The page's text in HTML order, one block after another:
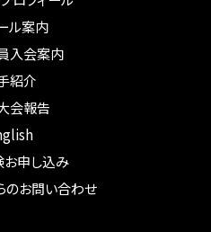
ル案内
入会案内
紹介
会報告
申し込み
のお問い合わせ